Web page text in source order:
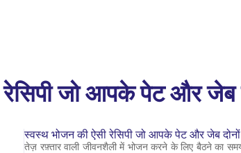
जो आपके पेट और जेब
स्वस्थ भोजन की ऐसी रेसिपी जो आपके पेट और जेब दोनों
तेज़ रफ़्तार वाली जीवनशैली में भोजन करने के लिए बैठने का